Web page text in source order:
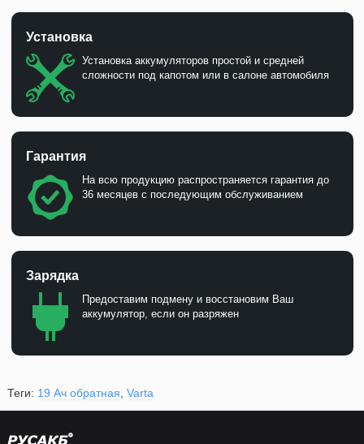
Установка
Установка аккумуляторов простой и средней
сложности под капотом или в салоне автомобиля
Гарантия
На всю продукцию распространяется гарантия до
36 месяцев с последующим обслуживанием
Зарядка
Предоставим подмену и восстановим Ваш
аккумулятор, если он разряжен
Теги: 19 Ач обратная Varta